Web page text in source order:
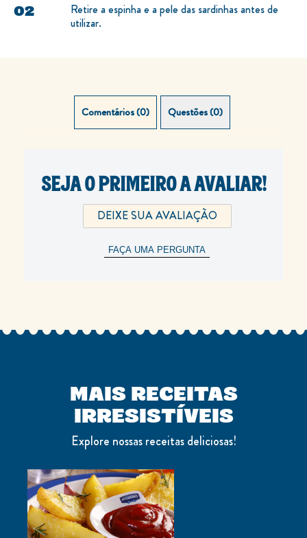
Retire a espinha e a pele das sardinhas antes de
utilizar.
Comentários (0) Questões (0)
SEJA O PRIMEIRO A AVALIAR!
DEIXE SUA AVALIAÇÃO
FAÇA UMA PERGUNTA
MAIS RECEITAS
IRRESISTÍVEIS
Explore nossas receitas deliciosas!